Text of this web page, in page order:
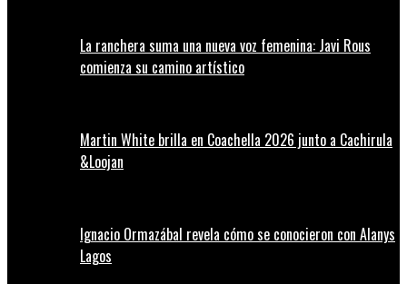
La ranchera suma una nueva voz femenina: Javi Rous
comienza su camino artístico
Martin White brilla en Coachella 2026 junto a Cachirula
&Loojan
Ignacio Ormazábal revela cómo se conocieron con Alanys
Lagos